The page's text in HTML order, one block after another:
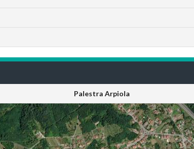
Palestra Arpiola